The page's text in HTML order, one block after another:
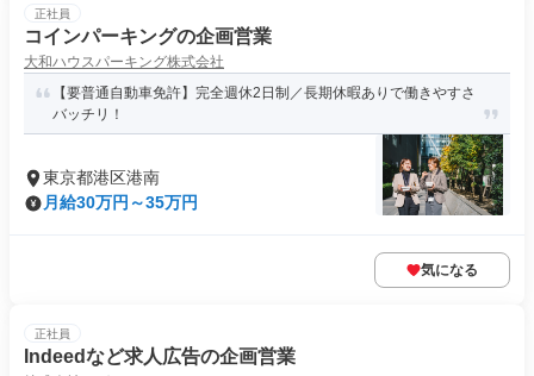
正社員
コインパーキングの企画営業
大和ハウスパーキング株式会社
【要普通自動車免許】完全週休2日制／長期休暇ありで働きやすさ
バッチリ！
東京都港区港南
月給30万円～35万円
気になる
正社員
Indeedなど求人広告の企画営業